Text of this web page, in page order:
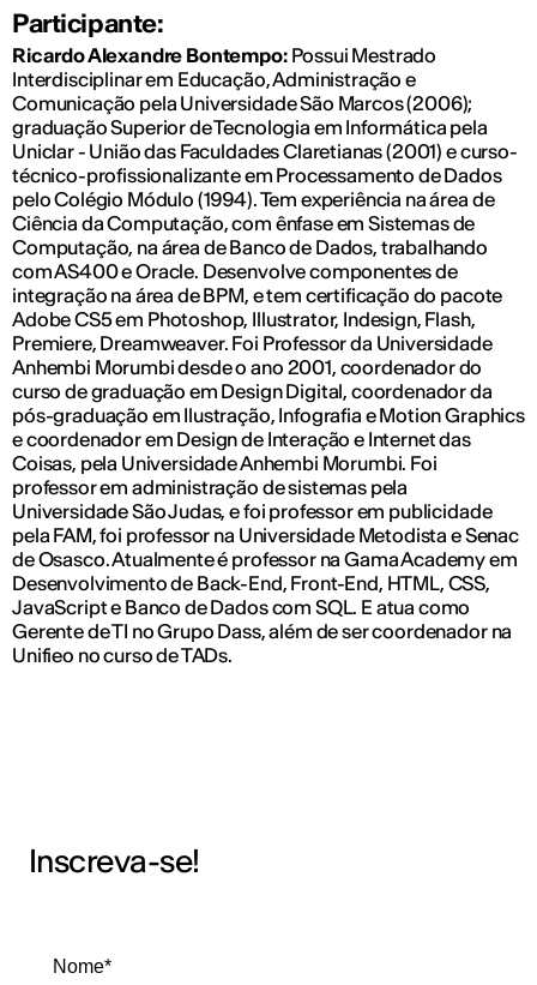
Participante:
Ricardo Alexandre Bontempo: Possui Mestrado
Interdisciplinar em Educação, Administração e
Comunicação pela Universidade São Marcos (2006);
graduação Superior de Tecnologia em Informática pela
Uniclar - União das Faculdades Claretianas (2001) e curso-
técnico-profissionalizante em Processamento de Dados
pelo Colégio Módulo (1994). Tem experiência na área de
Ciência da Computação, com ênfase em Sistemas de
Computação, na área de Banco de Dados, trabalhando
com AS400 e Oracle. Desenvolve componentes de
integração na área de BPM, e tem certificação do pacote
Adobe CS5 em Photoshop, Illustrator, Indesign, Flash,
Premiere, Dreamweaver. Foi Professor da Universidade
Anhembi Morumbi desde o ano 2001, coordenador do
curso de graduação em Design Digital, coordenador da
pós-graduação em Ilustração, Infografia e Motion Graphics
e coordenador em Design de Interação e Internet das
Coisas, pela Universidade Anhembi Morumbi. Foi
professor em administração de sistemas pela
Universidade São Judas, e foi professor em publicidade
pela FAM, foi professor na Universidade Metodista e Senac
de Osasco. Atualmente é professor na Gama Academy em
Desenvolvimento de Back-End, Front-End, HTML, CSS,
JavaScript e Banco de Dados com SQL. E atua como
Gerente de TI no Grupo Dass, além de ser coordenador na
Unifieo no curso de TADs.
Inscreva-se!
Nome*